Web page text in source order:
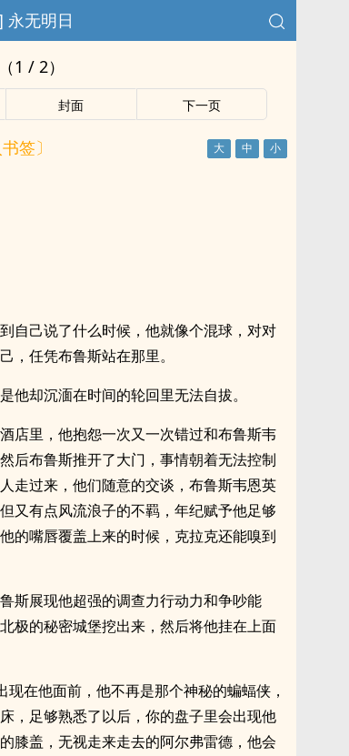
永无明日
1 / 2）
封面 下一页
签〕
自己说了什么时候，他就像个混球，对对
，任凭布鲁斯站在那里。
他却沉湎在时间的轮回里无法自拔。
店里，他抱怨一次又一次错过和布鲁斯韦
后布鲁斯推开了大门，事情朝着无法控制
走过来，他们随意的交谈，布鲁斯韦恩英
又有点风流浪子的不羁，年纪赋予他足够
的嘴唇覆盖上来的时候，克拉克还能嗅到
斯展现他超强的调查力行动力和争吵能
极的秘密城堡挖出来，然后将他挂在上面
在他面前，他不再是那个神秘的蝙蝠侠，
，足够熟悉了以后，你的盘子里会出现他
膝盖，无视走来走去的阿尔弗雷德，他会